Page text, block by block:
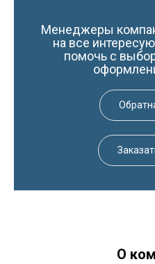
Менеджеры
на все
помочь с
О